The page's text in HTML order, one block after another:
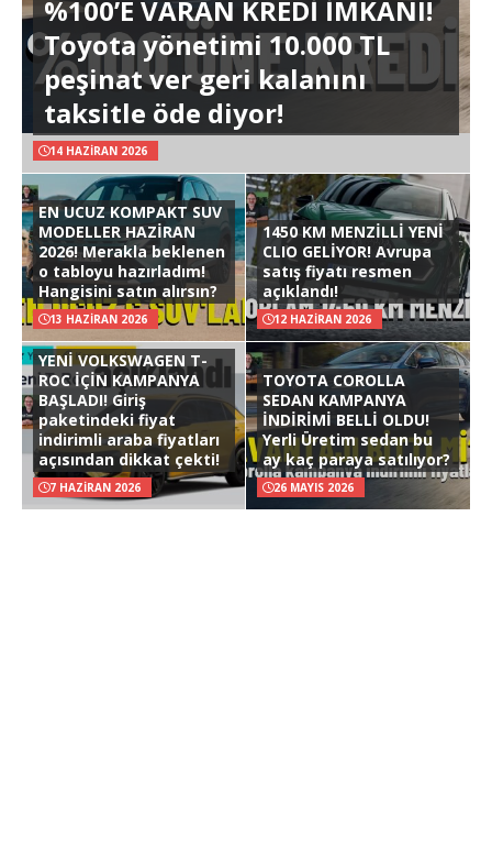
%100’E VARAN KREDİ İMKANI!
Toyota yönetimi 10.000 TL
peşinat ver geri kalanını
taksitle öde diyor!
14 HAZIRAN 2026
EN UCUZ KOMPAKT SUV
MODELLER HAZİRAN
2026! Merakla beklenen
o tabloyu hazırladım!
Hangisini satın alırsın?
13 HAZIRAN 2026
1450 KM MENZİLLİ YENİ
CLIO GELİYOR! Avrupa
satış fiyatı resmen
açıklandı!
12 HAZIRAN 2026
YENİ VOLKSWAGEN T-
ROC İÇİN KAMPANYA
BAŞLADI! Giriş
paketindeki fiyat
indirimli araba fiyatları
açısından dikkat çekti!
7 HAZIRAN 2026
TOYOTA COROLLA
SEDAN KAMPANYA
İNDİRİMİ BELLİ OLDU!
Yerli Üretim sedan bu
ay kaç paraya satılıyor?
26 MAYIS 2026